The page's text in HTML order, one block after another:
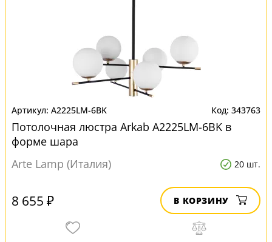
A2225LM-6BK 343763
Потолочная люстра Arkab A2225LM-6BK в
форме шара
Arte Lamp (Италия)
20 шт.
8 655 ₽ В КОРЗИНУ